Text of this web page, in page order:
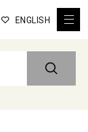
ENGLISH